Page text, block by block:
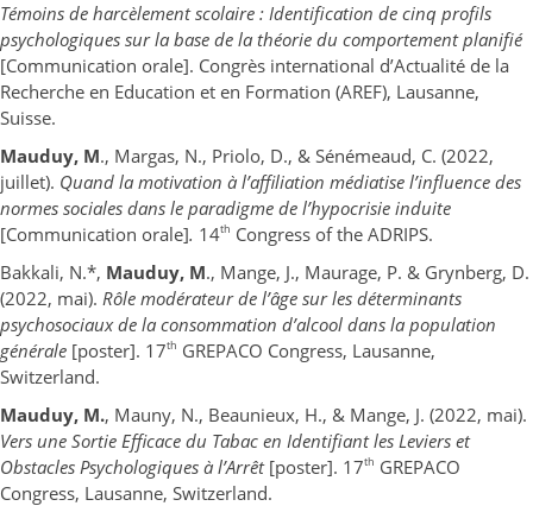
Témoins de harcèlement scolaire : Identification de cinq profils
psychologiques sur la base de la théorie du comportement planifié
[Communication orale]. Congrès international d’Actualité de la
Recherche en Education et en Formation (AREF), Lausanne,
Suisse.
Mauduy, M., Margas, N., Priolo, D., & Sénémeaud, C. (2022,
juillet). Quand la motivation à l’affiliation médiatise l’influence des
normes sociales dans le paradigme de l’hypocrisie induite
[Communication orale]. 14th Congress of the ADRIPS.
Bakkali, N.*, Mauduy, M., Mange, J., Maurage, P. & Grynberg, D.
(2022, mai). Rôle modérateur de l’âge sur les déterminants
psychosociaux de la consommation d’alcool dans la population
générale [poster]. 17th GREPACO Congress, Lausanne,
Switzerland.
Mauduy, M., Mauny, N., Beaunieux, H., & Mange, J. (2022, mai).
Vers une Sortie Efficace du Tabac en Identifiant les Leviers et
Obstacles Psychologiques à l’Arrêt[poster]. 17th GREPACO
Congress, Lausanne, Switzerland.